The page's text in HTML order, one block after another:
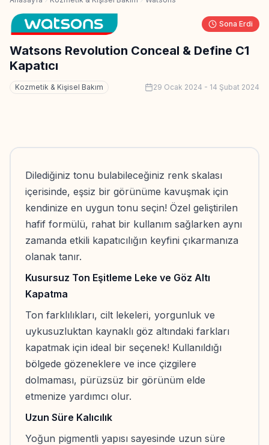
Sona Erdi
Watsons Revolution Conceal & Define C1
Kapatıcı
Kozmetik & Kişisel Bakım 29 Ocak 2024 - 14 Şubat 2024
Dilediğiniz tonu bulabileceğiniz renk skalası
içerisinde, eşsiz bir görünüme kavuşmak için
kendinize en uygun tonu seçin! Özel geliştirilen
hafif formülü, rahat bir kullanım sağlarken aynı
zamanda etkili kapatıcılığın keyfini çıkarmanıza
olanak tanır.
Kusursuz Ton Eşitleme Leke ve Göz Altı
Kapatma
Ton farklılıkları, cilt lekeleri, yorgunluk ve
uykusuzluktan kaynaklı göz altındaki farkları
kapatmak için ideal bir seçenek! Kullanıldığı
bölgede gözeneklere ve ince çizgilere
dolmaması, pürüzsüz bir görünüm elde
etmenize yardımcı olur.
Uzun Süre Kalıcılık
Yoğun pigmentli yapısı sayesinde uzun süre